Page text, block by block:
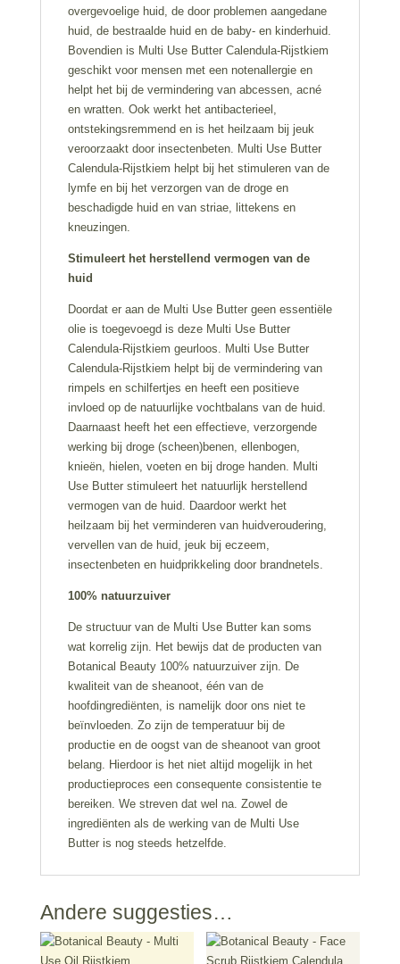
overgevoelige huid, de door problemen aangedane
huid, de bestraalde huid en de baby- en kinderhuid.
Bovendien is Multi Use Butter Calendula-Rijstkiem
geschikt voor mensen met een notenallergie en
helpt het bij de vermindering van abcessen, acné
en wratten. Ook werkt het antibacterieel,
ontstekingsremmend en is het heilzaam bij jeuk
veroorzaakt door insectenbeten. Multi Use Butter
Calendula-Rijstkiem helpt bij het stimuleren van de
lymfe en bij het verzorgen van de droge en
beschadigde huid en van striae, littekens en
kneuzingen.
Stimuleert het herstellend vermogen van de
huid
Doordat er aan de Multi Use Butter geen essentiële
olie is toegevoegd is deze Multi Use Butter
Calendula-Rijstkiem geurloos. Multi Use Butter
Calendula-Rijstkiem helpt bij de vermindering van
rimpels en schilfertjes en heeft een positieve
invloed op de natuurlijke vochtbalans van de huid.
Daarnaast heeft het een effectieve, verzorgende
werking bij droge (scheen)benen, ellenbogen,
knieën, hielen, voeten en bij droge handen. Multi
Use Butter stimuleert het natuurlijk herstellend
vermogen van de huid. Daardoor werkt het
heilzaam bij het verminderen van huidveroudering,
vervellen van de huid, jeuk bij eczeem,
insectenbeten en huidprikkeling door brandnetels.
100% natuurzuiver
De structuur van de Multi Use Butter kan soms
wat korrelig zijn. Het bewijs dat de producten van
Botanical Beauty 100% natuurzuiver zijn. De
kwaliteit van de sheanoot, één van de
hoofdingrediënten, is namelijk door ons niet te
beïnvloeden. Zo zijn de temperatuur bij de
productie en de oogst van de sheanoot van groot
belang. Hierdoor is het niet altijd mogelijk in het
productieproces een consequente consistentie te
bereiken. We streven dat wel na. Zowel de
ingrediënten als de werking van de Multi Use
Butter is nog steeds hetzelfde.
Andere suggesties…